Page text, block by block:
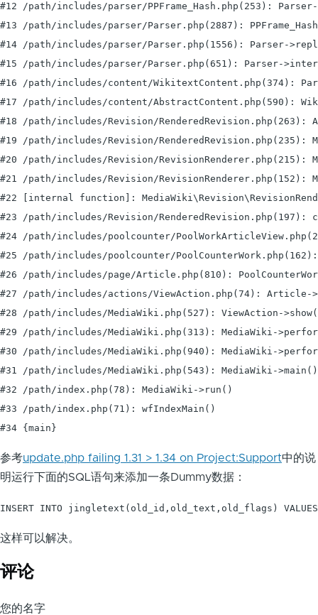
#12 /path/includes/parser/PPFrame_Hash.php(253):
#13 /path/includes/parser/Parser.php(2887):
#14 /path/includes/parser/Parser.php(1556): Parser-
#15 /path/includes/parser/Parser.php(651): Parser-
#16 /path/includes/content/WikitextContent.php(374):
#17 /path/includes/content/AbstractContent.php(590):
#18 /path/includes/Revision/
#19 /path/includes/Revision/RenderedRevision.php(235):
#20 /path/includes/Revision/RevisionRenderer.php(215):
#21 /path/includes/Revision/RevisionRenderer.php(152):
#22 [internal function]:
#23 /path/includes/Revision/RenderedRevision.php(197):
#24 /path/includes/poolcounter/
#25 /path/includes/poolcounter/
#26 /path/includes/page/Article.php(810):
#27 /path/includes/actions/ViewAction.php(74): Article-
#28 /path/includes/MediaWiki.php(527): ViewAction-
#29 /path/includes/MediaWiki.php(313): MediaWiki-
#30 /path/includes/MediaWiki.php(940): MediaWiki-
#31 /path/includes/MediaWiki.php(543): MediaWiki->main()
#32 /path/index.php(78): MediaWiki->run()
#33 /path/index.php(71): wfIndexMain()
参考update.php failing 1.31 > 1.34 on Project:Support中的说
明运行下面的SQL语句来添加一条Dummy数据：
INSERT INTO jingletext(old_id,old_text,old_flags)
这样可以解决。
评论
您的名字